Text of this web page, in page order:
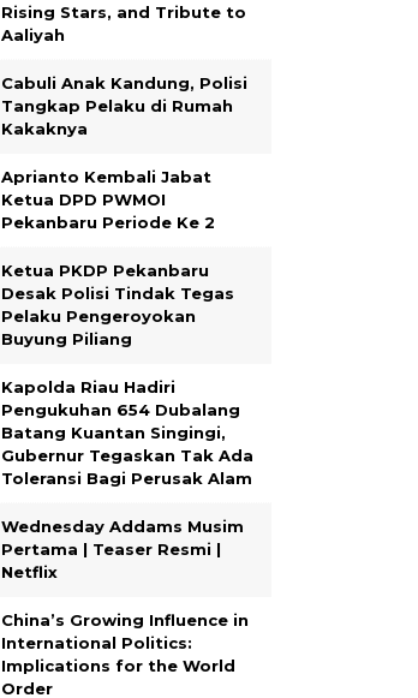
Rising Stars, and Tribute to
Aaliyah
Cabuli Anak Kandung, Polisi
Tangkap Pelaku di Rumah
Kakaknya
Aprianto Kembali Jabat
Ketua DPD PWMOI
Pekanbaru Periode Ke 2
Ketua PKDP Pekanbaru
Desak Polisi Tindak Tegas
Pelaku Pengeroyokan
Buyung Piliang
Kapolda Riau Hadiri
Pengukuhan 654 Dubalang
Batang Kuantan Singingi,
Gubernur Tegaskan Tak Ada
Toleransi Bagi Perusak Alam
Wednesday Addams Musim
Pertama | Teaser Resmi |
Netflix
China’s Growing Influence in
International Politics:
Implications for the World
Order